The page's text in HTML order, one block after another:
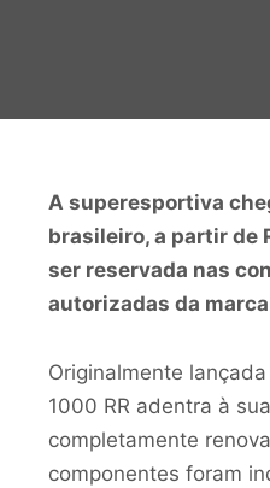
A superesportiva
brasileiro, a partir de
ser reservada nas
autorizadas da
Originalmente
1000 RR adentra à
completamente
componentes foram